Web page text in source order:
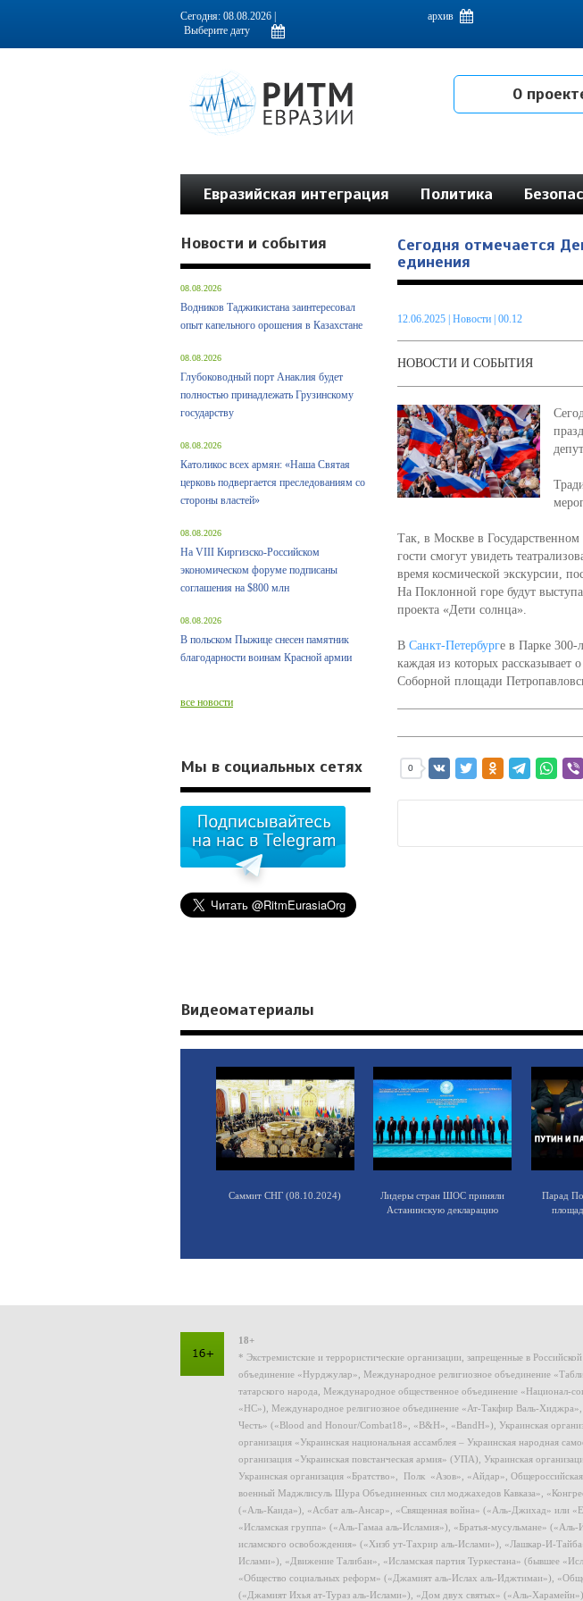
Информационно-аналитическое издание, посвященное актуальным проблемам интеграции на
Сегодня: 08.08.2026 | архив
О
Евразийская интеграция Политика
Сегодня отмечается
единения
12.06.2025| Новости | 00.12
НОВОСТИ И СОБЫТИЯ
Так, в Москве в
гости смогут увидеть
время космической экскурсии,
На Поклонной горе будут
проекта «Дети солнца».
В Санкт-Петербурге в Парке 300-
каждая из которых
Соборной площади
0
Новости и события
08.08.2026
Водников Таджикистана заинтересовал
опыт капельного орошения в Казахстане
08.08.2026
Глубоководный порт Анаклия будет
полностью принадлежать Грузинскому
государству
08.08.2026
Католикос всех армян: «Наша Святая
церковь подвергается преследованиям со
стороны властей»
08.08.2026
На VIII Киргизско-Российском
экономическом форуме подписаны
соглашения на $800 млн
08.08.2026
В польском Пыжице снесен памятник
благодарности воинам Красной армии
все новости
Мы в социальных сетях
Видеоматериалы
Саммит СНГ (08.10.2024)
Лидеры стран ШОС приняли
Астанинскую декларацию
Парад
18+
* Экстремистские и террористические организации, запрещенные в
объединение «Нурджулар», Международное религиозное объединение
татарского народа, Международное общественное объединение «Национал-
«НС»), Международное религиозное объединение «Ат-Такфир Валь-
Честь» («Blood and Honour/Combat18», «B&H», «BandH»), Украинская
организация «Украинская национальная ассамблея – Украинская народная
организация «Украинская повстанческая армия» (УПА), Украинская
Украинская организация «Братство», Полк «Азов», «Айдар»,
военный Маджлисуль Шура Объединенных сил моджахедов Кавказа»,
(«Аль-Каида»), «Асбат аль-Ансар», «Священная война» («Аль-Джихад» или
«Исламская группа» («Аль-Гамаа аль-Исламия»), «Братья-мусульмане»
исламского освобождения» («Хизб ут-Тахрир аль-Ислами»), «Лашкар-И-
Ислами»), «Движение Талибан», «Исламская партия Туркестана» (бывшее
«Общество социальных реформ» («Джамият аль-Ислах аль-Иджтимаи»),
(«Джамият Ихья ат-Тураз аль-Ислами»), «Дом двух святых» («Аль-